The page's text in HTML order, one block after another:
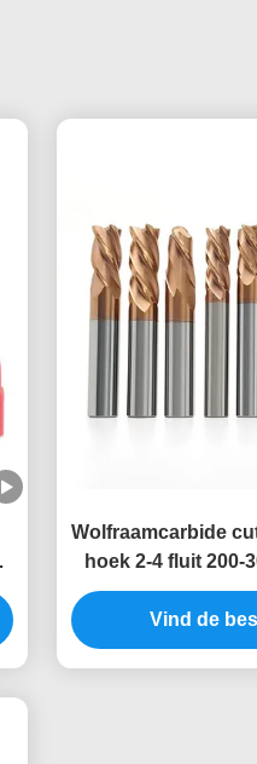
Wolfraamcarbide
hoek 2-4 fluit 200-
Vind de